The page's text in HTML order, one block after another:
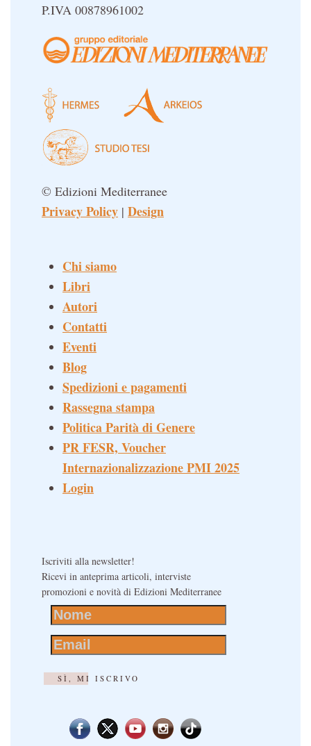
P.IVA 00878961002
© Edizioni Mediterranee
Privacy Policy | Design
Chi siamo
Libri
Autori
Contatti
Eventi
Blog
Spedizioni e pagamenti
Rassegna stampa
Politica Parità di Genere
PR FESR, Voucher
Internazionalizzazione PMI 2025
Login
Iscriviti alla newsletter!
Ricevi in anteprima articoli, interviste
promozioni e novità di Edizioni Mediterranee
SÌ, MI ISCRIVO